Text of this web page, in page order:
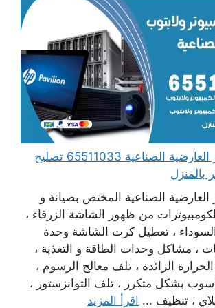
مهندس كمبيوتر العارضية الصناعية 65511033 تصليح
بالمنزل
الصناعية المختص بصيانة و
من ظهور الشاشة الزرقاء ،
، تعطيل كرت الشاشة وحدة
، مشاكل وحدات الطاقة و التغذية ،
الزائدة ، تلف معالج الرسوم ،
بشكل متكرر ، تلف التوانزستور ،
، تنظيف ... اقرأ المزيد